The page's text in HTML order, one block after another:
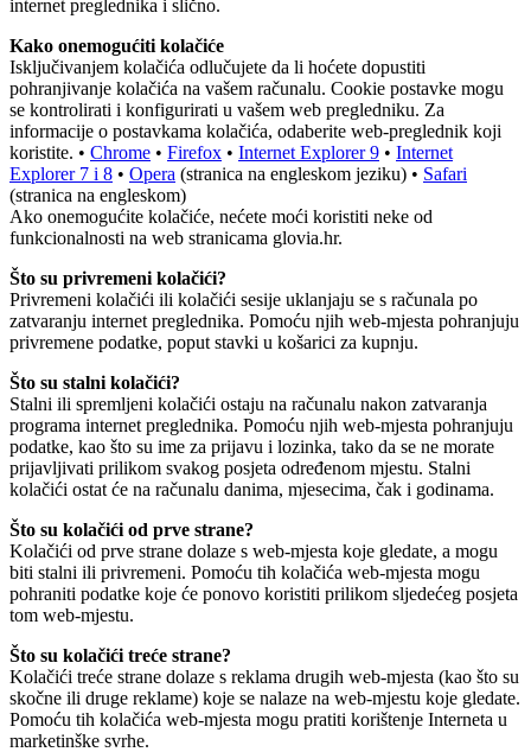
internet preglednika i slično.
Kako onemogućiti kolačiće
Isključivanjem kolačića odlučujete da li hoćete dopustiti
pohranjivanje kolačića na vašem računalu. Cookie postavke mogu
se kontrolirati i konfigurirati u vašem web pregledniku. Za
informacije o postavkama kolačića, odaberite web-preglednik koji
koristite. • Chrome • Firefox • Internet Explorer 9 • Internet
Explorer 7 i 8 • Opera (stranica na engleskom jeziku) • Safari
(stranica na engleskom)
Ako onemogućite kolačiće, nećete moći koristiti neke od
funkcionalnosti na web stranicama glovia.hr.
Što su privremeni kolačići?
Privremeni kolačići ili kolačići sesije uklanjaju se s računala po
zatvaranju internet preglednika. Pomoću njih web-mjesta pohranjuju
privremene podatke, poput stavki u košarici za kupnju.
Što su stalni kolačići?
Stalni ili spremljeni kolačići ostaju na računalu nakon zatvaranja
programa internet preglednika. Pomoću njih web-mjesta pohranjuju
podatke, kao što su ime za prijavu i lozinka, tako da se ne morate
prijavljivati prilikom svakog posjeta određenom mjestu. Stalni
kolačići ostat će na računalu danima, mjesecima, čak i godinama.
Što su kolačići od prve strane?
Kolačići od prve strane dolaze s web-mjesta koje gledate, a mogu
biti stalni ili privremeni. Pomoću tih kolačića web-mjesta mogu
pohraniti podatke koje će ponovo koristiti prilikom sljedećeg posjeta
tom web-mjestu.
Što su kolačići treće strane?
Kolačići treće strane dolaze s reklama drugih web-mjesta (kao što su
skočne ili druge reklame) koje se nalaze na web-mjestu koje gledate.
Pomoću tih kolačića web-mjesta mogu pratiti korištenje Interneta u
marketinške svrhe.